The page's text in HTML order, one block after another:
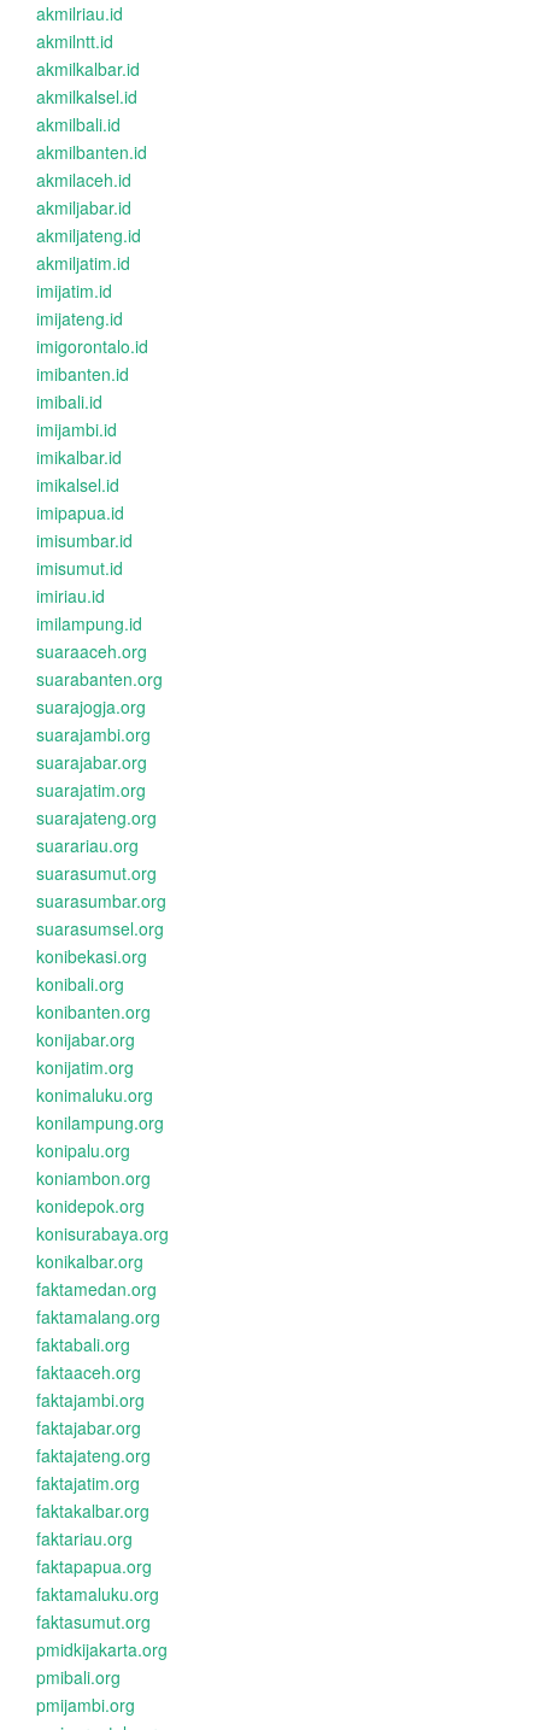
akmilriau.id
akmilntt.id
akmilkalbar.id
akmilkalsel.id
akmilbali.id
akmilbanten.id
akmilaceh.id
akmiljabar.id
akmiljateng.id
akmiljatim.id
imijatim.id
imijateng.id
imigorontalo.id
imibanten.id
imibali.id
imijambi.id
imikalbar.id
imikalsel.id
imipapua.id
imisumbar.id
imisumut.id
imiriau.id
imilampung.id
suaraaceh.org
suarabanten.org
suarajogja.org
suarajambi.org
suarajabar.org
suarajatim.org
suarajateng.org
suarariau.org
suarasumut.org
suarasumbar.org
suarasumsel.org
konibekasi.org
konibali.org
konibanten.org
konijabar.org
konijatim.org
konimaluku.org
konilampung.org
konipalu.org
koniambon.org
konidepok.org
konisurabaya.org
konikalbar.org
faktamedan.org
faktamalang.org
faktabali.org
faktaaceh.org
faktajambi.org
faktajabar.org
faktajateng.org
faktajatim.org
faktakalbar.org
faktariau.org
faktapapua.org
faktamaluku.org
faktasumut.org
pmidkijakarta.org
pmibali.org
pmijambi.org